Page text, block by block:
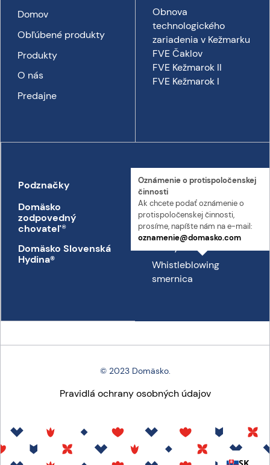
Domov
Obľúbené produkty
Produkty
O nás
Predajne
Obnova
technologického
zariadenia v Kežmarku
FVE Čaklov
FVE Kežmarok II
FVE Kežmarok I
Podznačky
Domäsko
zodpovedný
chovateľ®
Domäsko Slovenská
Hydina®
Kontakt
Kontakt
Prepravný poriadok
Oznámenie o proti­spoločenskej
činnosti
Ak chcete podať oznámenie o
proti­spoločenskej činnosti,
prosíme, napíšte nám na e-mail:
oznamenie@domasko.com
Whistleblowing
smernica
© 2023 Domäsko.
Pravidlá ochrany osobných údajov
SK